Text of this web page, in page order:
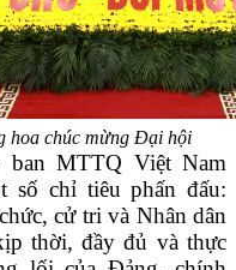
hoa chúc mừng Đại hội
MTTQ Việt Nam
số chỉ tiêu phấn đấu:
cử tri và Nhân dân
thời, đầy đủ và thực